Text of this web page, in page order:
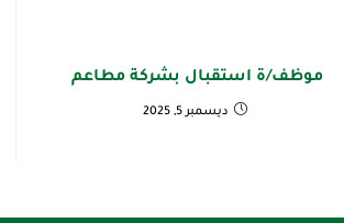
موظف/ة استقبال بشركة مطاعم
ديسمبر 5, 2025